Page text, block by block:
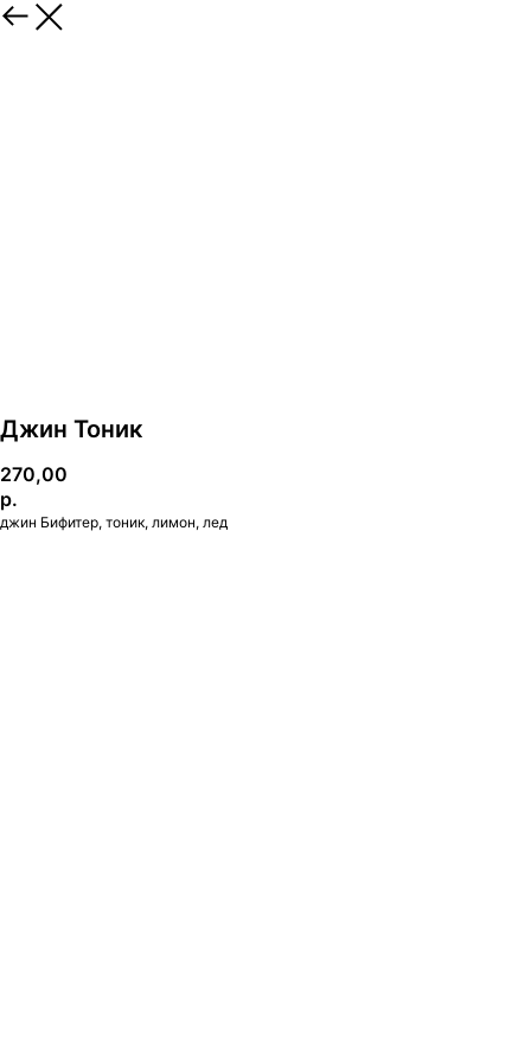
Джин Тоник
270,00
р.
джин Бифитер, тоник, лимон, лед